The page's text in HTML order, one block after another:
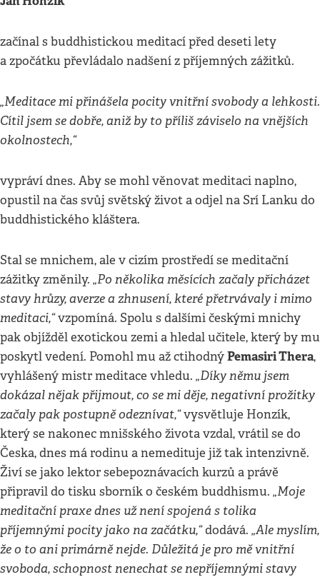
začínal s buddhistickou meditací před deseti lety
a zpočátku převládalo nadšení z příjemných zážitků.
„Meditace mi přinášela pocity vnitřní svobody a lehkosti.
Cítil jsem se dobře, aniž by to příliš záviselo na vnějších
okolnostech,“
vypráví dnes. Aby se mohl věnovat meditaci naplno,
opustil na čas svůj světský život a odjel na Srí Lanku do
buddhistického kláštera.
Stal se mnichem, ale v cizím prostředí se meditační
zážitky změnily. „Po několika měsících začaly přicházet
stavy hrůzy, averze a zhnusení, které přetrvávaly i mimo
meditaci,“vzpomíná. Spolu s dalšími českými mnichy
pak objížděl exotickou zemi a hledal učitele, který by mu
poskytl vedení. Pomohl mu až ctihodnýPemasiri Thera,
vyhlášený mistr meditace vhledu. „Díky němu jsem
dokázal nějak přijmout, co se mi děje, negativní prožitky
začaly pak postupně odeznívat,“vysvětluje Honzík,
který se nakonec mnišského života vzdal, vrátil se do
Česka, dnes má rodinu a nemedituje již tak intenzivně.
Živí se jako lektor sebepoznávacích kurzů a právě
připravil do tisku sborník o českém buddhismu. „Moje
meditační praxe dnes už není spojená s tolika
příjemnými pocity jako na začátku,“dodává. „Ale myslím,
že o to ani primárně nejde. Důležitá je pro mě vnitřní
svoboda, schopnost nenechat se nepříjemnými stavy